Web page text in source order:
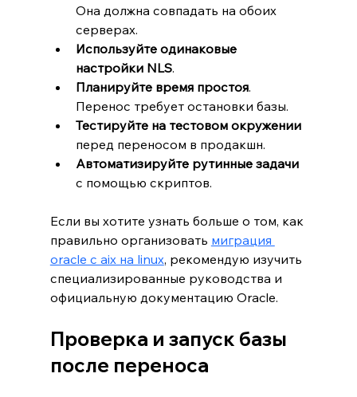
Она должна совпадать на обоих
серверах.
Используйте одинаковые
настройки NLS.
Планируйте время простоя.
Перенос требует остановки базы.
Тестируйте на тестовом окружении
перед переносом в продакшн.
Автоматизируйте рутинные задачи
с помощью скриптов.
Если вы хотите узнать больше о том, как
правильно организовать миграция
oracle с aix на linux, рекомендую изучить
специализированные руководства и
официальную документацию Oracle.
Проверка и запуск базы
после переноса